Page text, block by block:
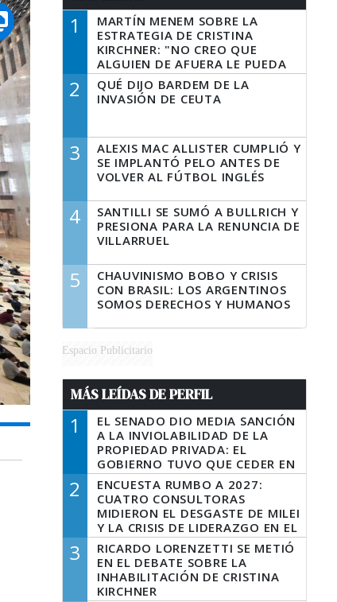
1
MARTÍN MENEM SOBRE LA
ESTRATEGIA DE CRISTINA
KIRCHNER: "NO CREO QUE
ALGUIEN DE AFUERA LE PUEDA
DECIR A LA JUSTICIA LO QUE
TIENE QUE HACER"
2
QUÉ DIJO BARDEM DE LA
INVASIÓN DE CEUTA
3
ALEXIS MAC ALLISTER CUMPLIÓ Y
SE IMPLANTÓ PELO ANTES DE
VOLVER AL FÚTBOL INGLÉS
4
SANTILLI SE SUMÓ A BULLRICH Y
PRESIONA PARA LA RENUNCIA DE
VILLARRUEL
5
CHAUVINISMO BOBO Y CRISIS
CON BRASIL: LOS ARGENTINOS
SOMOS DERECHOS Y HUMANOS
Espacio Publicitario
MÁS LEÍDAS DE PERFIL
1
EL SENADO DIO MEDIA SANCIÓN
A LA INVIOLABILIDAD DE LA
PROPIEDAD PRIVADA: EL
GOBIERNO TUVO QUE CEDER EN
LA LEY DEL MANEJO DEL FUEGO
2
ENCUESTA RUMBO A 2027:
CUATRO CONSULTORAS
MIDIERON EL DESGASTE DE MILEI
Y LA CRISIS DE LIDERAZGO EN EL
PERONISMO
3
RICARDO LORENZETTI SE METIÓ
EN EL DEBATE SOBRE LA
INHABILITACIÓN DE CRISTINA
KIRCHNER